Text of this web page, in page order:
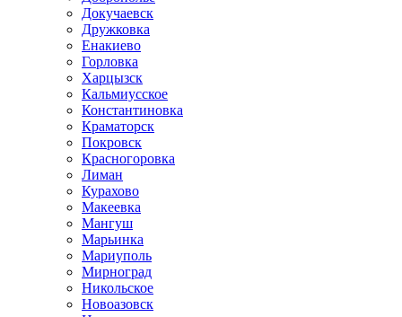
Докучаевск
Дружковка
Енакиево
Горловка
Харцызск
Кальмиусское
Константиновка
Краматорск
Покровск
Красногоровка
Лиман
Курахово
Макеевка
Мангуш
Марьинка
Мариуполь
Мирноград
Никольское
Новоазовск